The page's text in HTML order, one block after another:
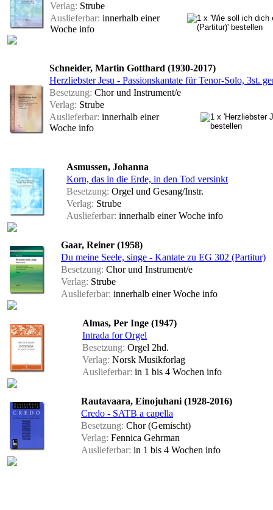
Verlag: Strube
Auslieferbar: innerhalb einer
Woche info
Schneider, Martin Gotthard (1930-2017)
Herzliebster Jesu - Passionskantate für Tenor-Solo, 3st.
Besetzung: Chor und Instrument/e
Verlag: Strube
Auslieferbar: innerhalb einer
Woche info
Asmussen, Johanna
Korn, das in die Erde, in den Tod versinkt
Besetzung: Orgel und Gesang/Instr.
Verlag: Strube
Auslieferbar: innerhalb einer Woche info
Gaar, Reiner (1958)
Du meine Seele, singe - Kantate zu EG 302 (Partitur)
Besetzung: Chor und Instrument/e
Verlag: Strube
Auslieferbar: innerhalb einer Woche info
Almas, Per Inge (1947)
Intrada for Orgel
Besetzung: Orgel 2hd.
Verlag: Norsk Musikforlag
Auslieferbar: in 1 bis 4 Wochen info
Rautavaara, Einojuhani (1928-2016)
Credo - SATB a capella
Besetzung: Chor (Gemischt)
Verlag: Fennica Gehrman
Auslieferbar: in 1 bis 4 Wochen info